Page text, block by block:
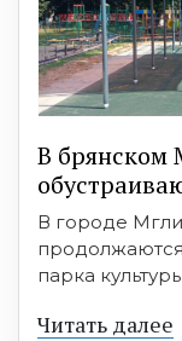
В брянском
В городе
парка
Читать далее